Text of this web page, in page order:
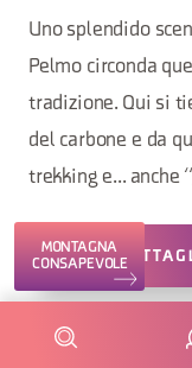
Uno splendido
Pelmo circonda
tradizione. Qui si
del carbone e da
trekking e... anche
VEDI
MONTAGNA
CONSAPEVOLE